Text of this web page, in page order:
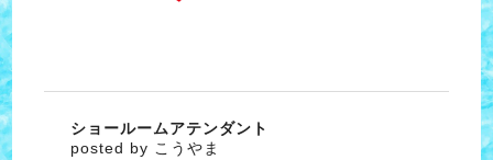
ショールームアテンダント
posted by こうやま